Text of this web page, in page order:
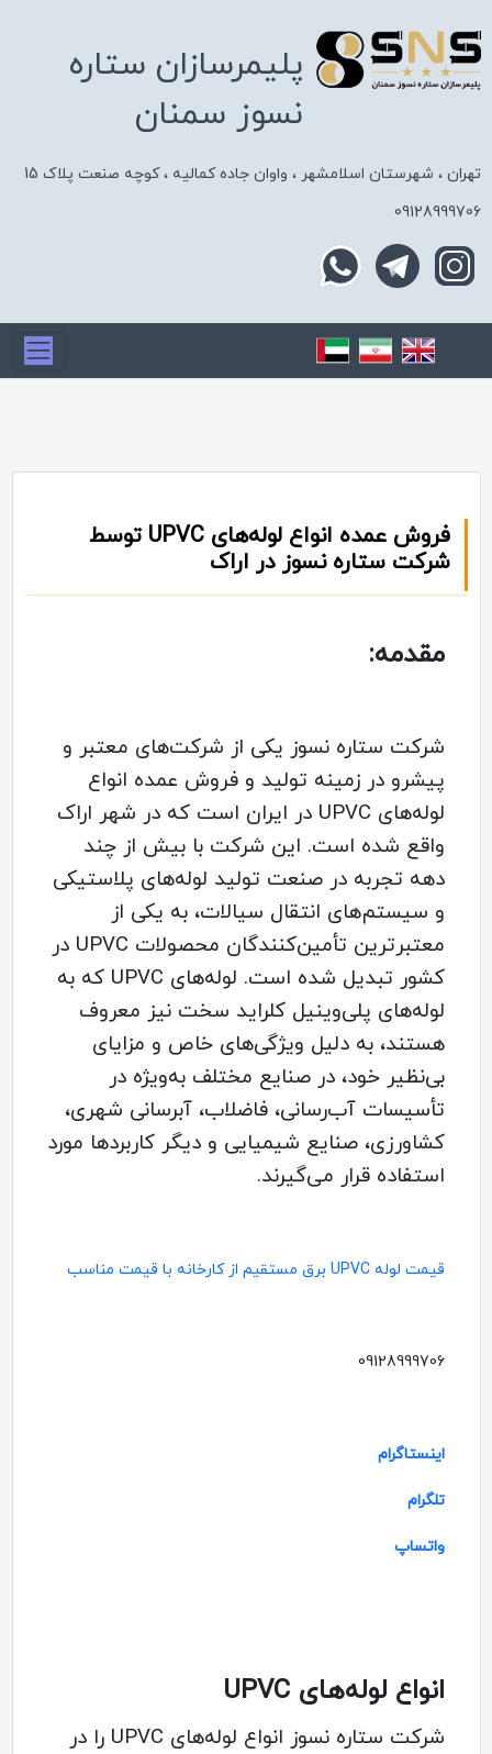
پلیمرسازان ستاره
نسوز سمنان
تهران ، شهرستان اسلامشهر ، واوان جاده کمالیه ، کوچه صنعت پلاک 15
09128999706
فروش عمده انواع لوله‌های UPVC توسط
شرکت ستاره نسوز در اراک
مقدمه:
شرکت ستاره نسوز یکی از شرکت‌های معتبر و
پیشرو در زمینه تولید و فروش عمده انواع
لوله‌های UPVC در ایران است که در شهر اراک
واقع شده است. این شرکت با بیش از چند
دهه تجربه در صنعت تولید لوله‌های پلاستیکی
و سیستم‌های انتقال سیالات، به یکی از
معتبرترین تأمین‌کنندگان محصولات UPVC در
کشور تبدیل شده است. لوله‌های UPVC که به
لوله‌های پلی‌وینیل کلراید سخت نیز معروف
هستند، به دلیل ویژگی‌های خاص و مزایای
بی‌نظیر خود، در صنایع مختلف به‌ویژه در
تأسیسات آب‌رسانی، فاضلاب، آبرسانی شهری،
کشاورزی، صنایع شیمیایی و دیگر کاربردها مورد
استفاده قرار می‌گیرند.
قیمت لوله UPVC برق مستقیم از کارخانه با قیمت مناسب
09128999706
اینستاگرام
تلگرام
واتساپ
انواع لوله‌های UPVC
شرکت ستاره نسوز انواع لوله‌های UPVC را در